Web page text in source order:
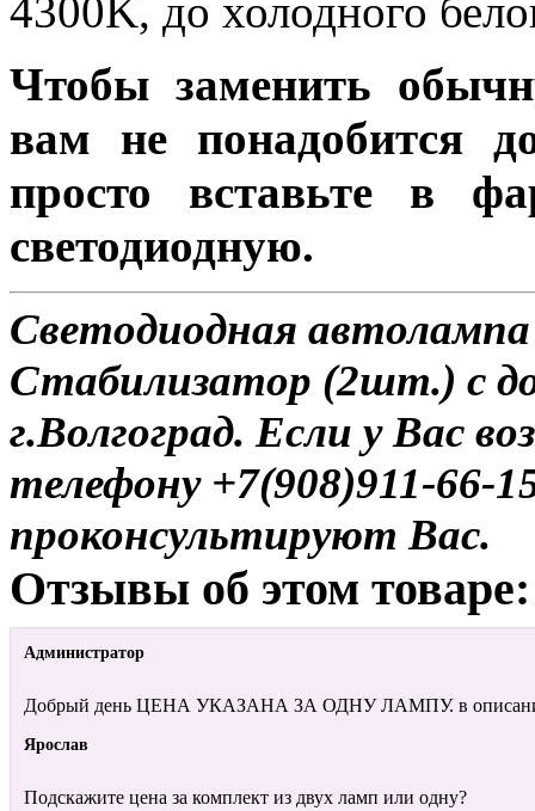
4300K, до холодного
Чтобы заменить
вам не понадобится
просто вставьте в
светодиодную.
Светодиодная
Стабилизатор (2шт.) с
г.Волгоград. Если у Вас
телефону +7(908)911-
проконсультируют Вас.
Отзывы об этом товаре:
Администратор
Добрый день ЦЕНА УКАЗАНА ЗА ОДНУ ЛАМПУ. в описании
Ярослав
Подскажите цена за комплект из двух ламп или одну?